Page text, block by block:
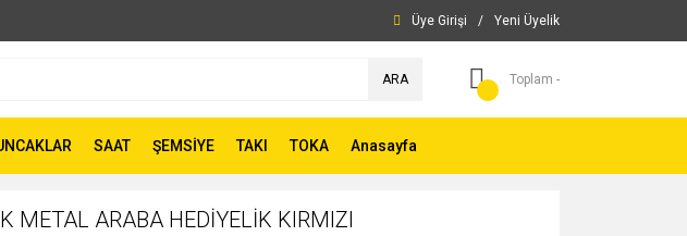
Üye Girişi / Yeni Üyelik
ARA Toplam -
SAAT ŞEMSİYE TAKI TOKA Anasayfa
METAL ARABA HEDİYELİK KIRMIZI